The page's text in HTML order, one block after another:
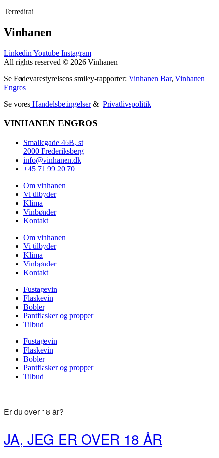
Terredirai
Vinhanen
Linkedin Youtube Instagram
All rights reserved © 2026 Vinhanen
Se Fødevarestyrelsens smiley-rapporter: Vinhanen Bar, Vinhanen
Engros
Se vores Handelsbetingelser& Privatlivspolitik
VINHANEN ENGROS
Smallegade 46B, st
2000 Frederiksberg
info@vinhanen.dk
+45 71 99 20 70
Om vinhanen
Vi tilbyder
Klima
Vinbønder
Kontakt
Om vinhanen
Vi tilbyder
Klima
Vinbønder
Kontakt
Fustagevin
Flaskevin
Bobler
Pantflasker og propper
Tilbud
Fustagevin
Flaskevin
Bobler
Pantflasker og propper
Tilbud
Er du over 18 år?
JA, JEG ER OVER 18 ÅR